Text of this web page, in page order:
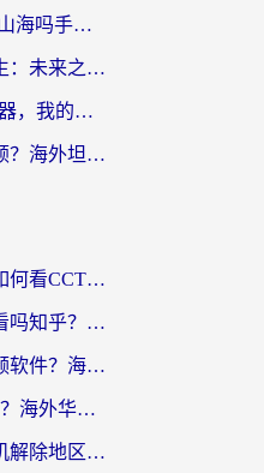
在欧洲能玩天下-异兽山海吗手游？海外玩家的加速器生存指南
在欧洲怎么打绝地求生：未来之役不卡？留学生亲测的加速器避坑指南
人在美国玩BanG加速器，我的延迟终于绿了
海外玩坦克世界总卡顿？海外坦克世界加速器有哪些？实测好用的选择在这里
海外党亲测：在海外如何看CCTV？告别“仅限大陆播放”的实用指南
央视影音在海外可以看吗知乎？留学生亲测：3步解决地域限制+追剧自由
在国外怎么看咪咕视频软件？海外党亲测有效的回国加速方案
12123在国外能登录吗？海外华人必看的回国加速实用指南
海外党追剧必备：手机解除地区限制app怎么选？解决央视视频&国内剧地区限制全指南